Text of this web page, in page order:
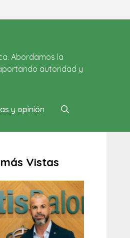
Abordamos la
autoridad y
y opinión
Vistas